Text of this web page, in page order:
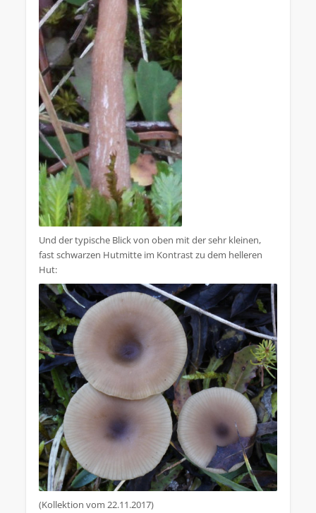
Und der typische Blick von oben mit der sehr kleinen,
fast schwarzen Hutmitte im Kontrast zu dem helleren
Hut:
(Kollektion vom 22.11.2017)